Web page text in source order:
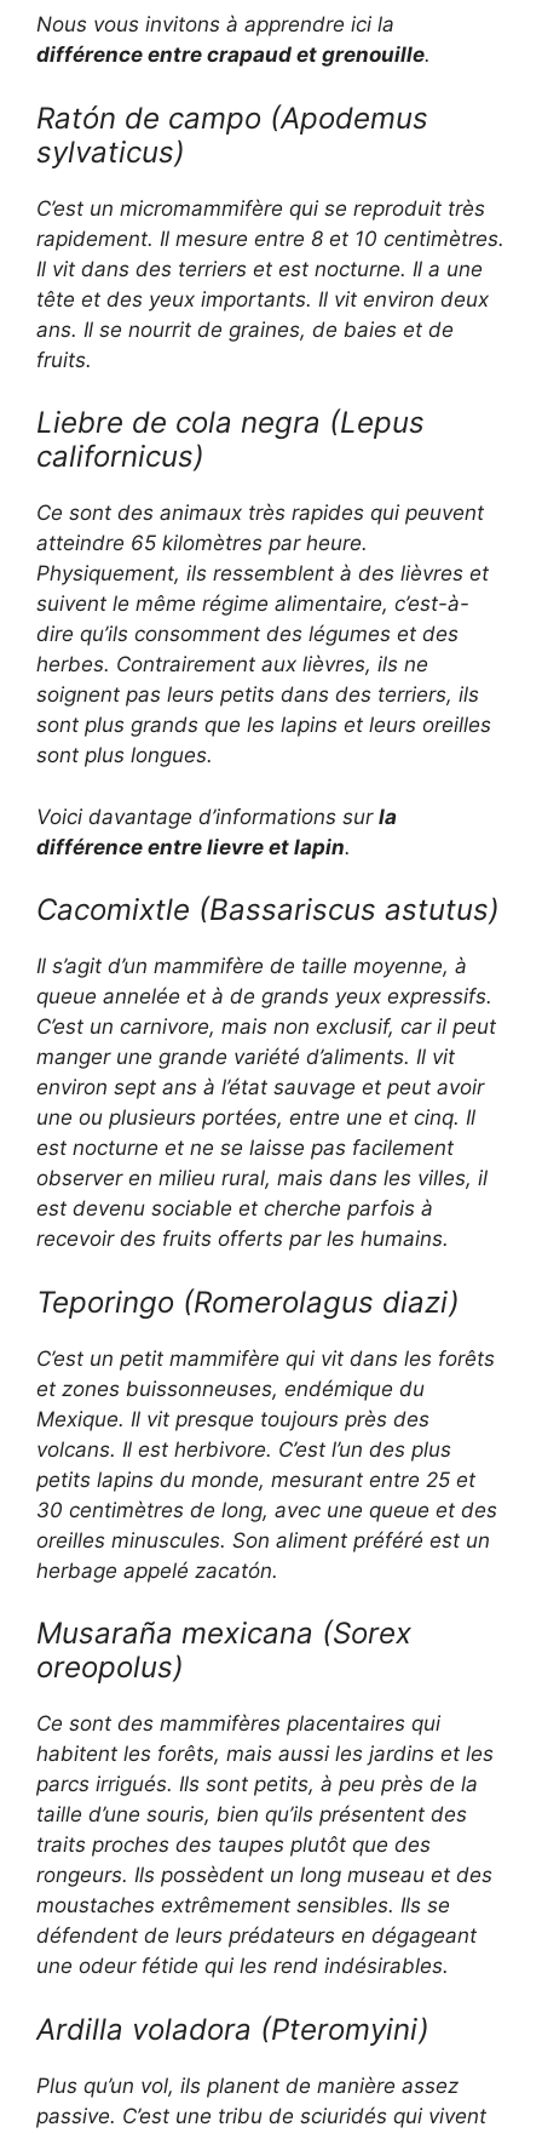
Nous vous invitons à apprendre ici la
différence entre crapaud et grenouille.
Ratón de campo (Apodemus
sylvaticus)
C’est un micromammifère qui se reproduit très
rapidement. Il mesure entre 8 et 10 centimètres.
Il vit dans des terriers et est nocturne. Il a une
tête et des yeux importants. Il vit environ deux
ans. Il se nourrit de graines, de baies et de
fruits.
Liebre de cola negra (Lepus
californicus)
Ce sont des animaux très rapides qui peuvent
atteindre 65 kilomètres par heure.
Physiquement, ils ressemblent à des lièvres et
suivent le même régime alimentaire, c’est-à-
dire qu’ils consomment des légumes et des
herbes. Contrairement aux lièvres, ils ne
soignent pas leurs petits dans des terriers, ils
sont plus grands que les lapins et leurs oreilles
sont plus longues.
Voici davantage d’informations sur la
différence entre lievre et lapin.
Cacomixtle (Bassariscus astutus)
Il s’agit d’un mammifère de taille moyenne, à
queue annelée et à de grands yeux expressifs.
C’est un carnivore, mais non exclusif, car il peut
manger une grande variété d’aliments. Il vit
environ sept ans à l’état sauvage et peut avoir
une ou plusieurs portées, entre une et cinq. Il
est nocturne et ne se laisse pas facilement
observer en milieu rural, mais dans les villes, il
est devenu sociable et cherche parfois à
recevoir des fruits offerts par les humains.
Teporingo (Romerolagus diazi)
C’est un petit mammifère qui vit dans les forêts
et zones buissonneuses, endémique du
Mexique. Il vit presque toujours près des
volcans. Il est herbivore. C’est l’un des plus
petits lapins du monde, mesurant entre 25 et
30 centimètres de long, avec une queue et des
oreilles minuscules. Son aliment préféré est un
herbage appelé zacatón.
Musaraña mexicana (Sorex
oreopolus)
Ce sont des mammifères placentaires qui
habitent les forêts, mais aussi les jardins et les
parcs irrigués. Ils sont petits, à peu près de la
taille d’une souris, bien qu’ils présentent des
traits proches des taupes plutôt que des
rongeurs. Ils possèdent un long museau et des
moustaches extrêmement sensibles. Ils se
défendent de leurs prédateurs en dégageant
une odeur fétide qui les rend indésirables.
Ardilla voladora (Pteromyini)
Plus qu’un vol, ils planent de manière assez
passive. C’est une tribu de sciuridés qui vivent